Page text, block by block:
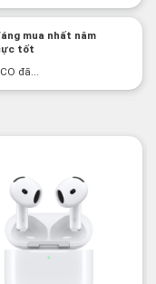
mua nhất năm
tốt
đã...